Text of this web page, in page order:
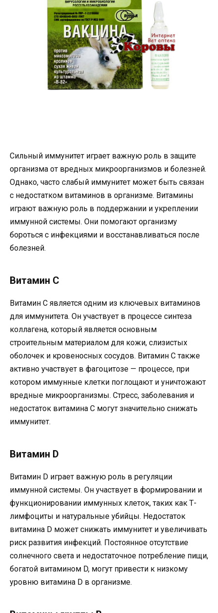
Сильный иммунитет играет важную роль в защите
организма от вредных микроорганизмов и болезней.
Однако, часто слабый иммунитет может быть связан
с недостатком витаминов в организме. Витамины
играют важную роль в поддержании и укреплении
иммунной системы. Они помогают организму
бороться с инфекциями и восстанавливаться после
болезней.
Витамин С
Витамин С является одним из ключевых витаминов
для иммунитета. Он участвует в процессе синтеза
коллагена, который является основным
строительным материалом для кожи, слизистых
оболочек и кровеносных сосудов. Витамин С также
активно участвует в фагоцитозе — процессе, при
котором иммунные клетки поглощают и уничтожают
вредные микроорганизмы. Стресс, заболевания и
недостаток витамина С могут значительно снижать
иммунитет.
Витамин D
Витамин D играет важную роль в регуляции
иммунной системы. Он участвует в формировании и
функционировании иммунных клеток, таких как Т-
лимфоциты и натуральные убийцы. Недостаток
витамина D может снижать иммунитет и увеличивать
риск развития инфекций. Постоянное отсутствие
солнечного света и недостаточное потребление пищи,
богатой витамином D, могут привести к низкому
уровню витамина D в организме.